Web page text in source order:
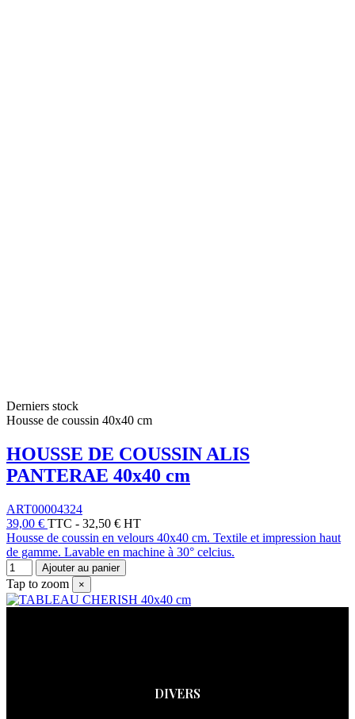
Derniers stock
Housse de coussin 40x40 cm
HOUSSE DE COUSSIN ALIS
PANTERAE 40x40 cm
ART00004324
39,00 € TTC - 32,50 € HT
Housse de coussin en velours 40x40 cm. Textile et impression haut
de gamme. Lavable en machine à 30° celcius.
Ajouter au panier
Tap to zoom ×
DIVERS